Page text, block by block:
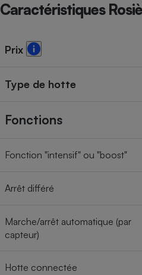
Caractéristiques
Prix
Type de hotte
Fonctions
Fonction "intensif" ou "boost"
Arrêt différé
Marche/arrêt automatique (par
capteur)
Hotte connectée